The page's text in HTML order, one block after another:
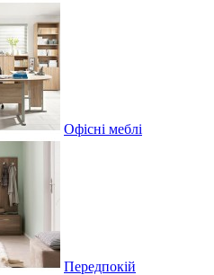
Офісні меблі
Передпокій